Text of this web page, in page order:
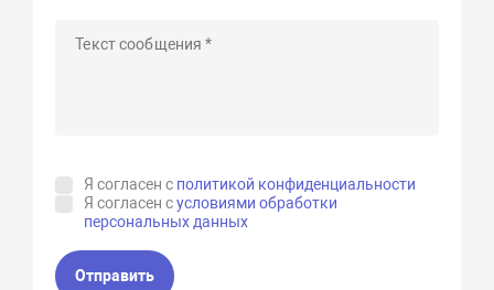
Я согласен с политикой конфиденциальности
Я согласен сусловиями обработки
персональных данных
Отправить